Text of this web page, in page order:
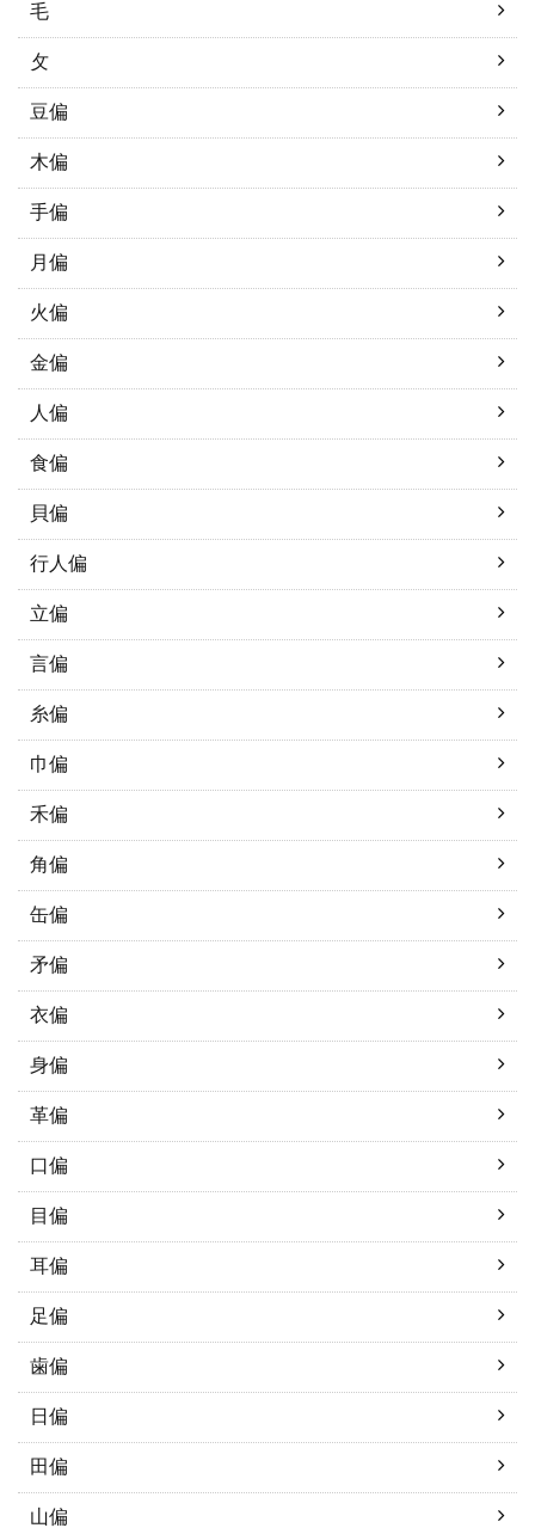
毛
攵
豆偏
木偏
手偏
月偏
火偏
金偏
人偏
食偏
貝偏
行人偏
立偏
言偏
糸偏
巾偏
禾偏
角偏
缶偏
矛偏
衣偏
身偏
革偏
口偏
目偏
耳偏
足偏
歯偏
日偏
田偏
山偏